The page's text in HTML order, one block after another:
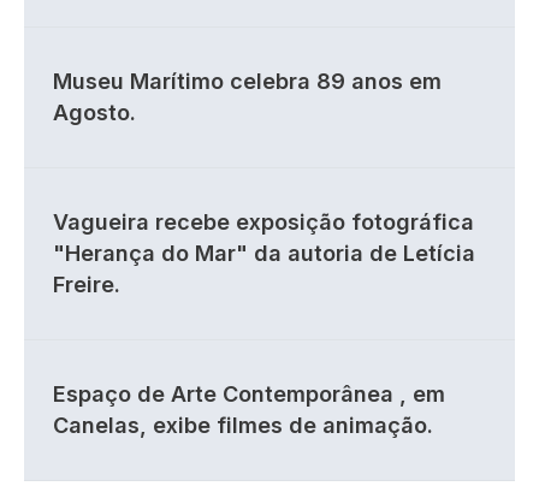
Museu Marítimo celebra 89 anos em
Agosto.
Vagueira recebe exposição fotográfica
"Herança do Mar" da autoria de Letícia
Freire.
Espaço de Arte Contemporânea , em
Canelas, exibe filmes de animação.